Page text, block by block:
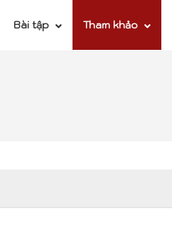
Bài tập Tham khảo